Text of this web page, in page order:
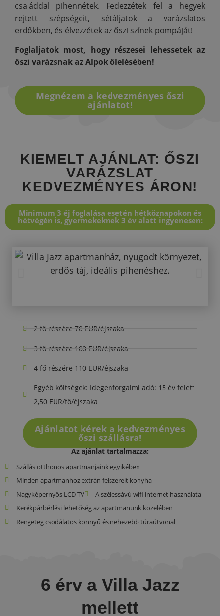
családdal pihennétek. Fedezzétek fel a hegyek
rejtett szépségeit, sétáljatok a varázslatos
erdőkben, és élvezzétek az őszi színek pompáját!
Foglaljatok most, hogy részesei lehessetek az
őszi varázsnak az Alpok ölelésében!
Megnézem a kedvezményes őszi
ajánlatot!
KIEMELT AJÁNLAT: ŐSZI
VARÁZSLAT
KEDVEZMÉNYES ÁRON!
Minimum 3 éj foglalása esetén hétköznapokon és
hétvégén is, gyermekeknek 3 év alatt ingyenesen:
2 fő részére 70 EUR/éjszaka
3 fő részére 100 EUR/éjszaka
4 fő részére 110 EUR/éjszaka
Egyéb költségek: Idegenforgalmi adó: 15 év felett
2,50 EUR/fő/éjszaka
Ajánlatot kérek a kedvezményes
őszi szállásra!
Az ajánlat tartalmazza:
Szállás otthonos apartmanjaink egyikében
Minden apartmanhoz extrán felszerelt konyha
Nagyképernyős LCD TV
A szélessávú wifi internet használata
Kerékpárbérlési lehetőség az apartmanunk közelében
Rengeteg csodálatos könnyű és nehezebb túraútvonal
6 érv a Villa Jazz
mellett